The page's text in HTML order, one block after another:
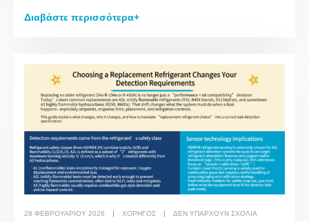
Διαβάστε περισσότερα+
28 ΦΕΒΡΟΥΑΡΊΟΥ 2026 ΧΟΡΗΓΌΣ ΔΕΝ ΥΠΆΡΧΟΥΝ ΣΧΌΛΙΑ